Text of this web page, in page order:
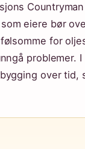
eiere bør
for
problemer.
over tid,